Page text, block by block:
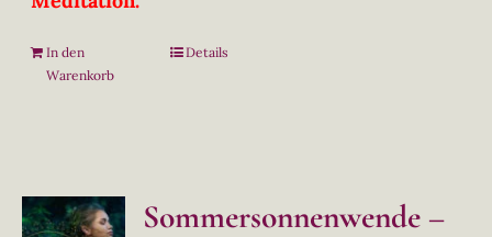
In den
Warenkorb
Details
Sommersonnenwende –